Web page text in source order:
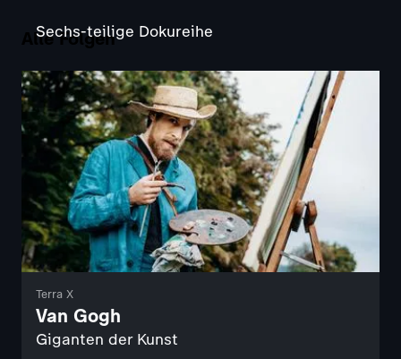
Alle Folgen
Sechs-teilige Dokureihe
Terra X
Van Gogh
Giganten der Kunst